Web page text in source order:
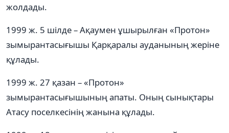
жолдады.
1999 ж. 5 шілде – Ақаумен ұшырылған «Протон»
зымырантасығышы Қарқаралы ауданының жеріне
құлады.
1999 ж. 27 қазан – «Протон»
зымырантасығышының апаты. Оның сынықтары
Атасу поселкесінің жанына құлады.